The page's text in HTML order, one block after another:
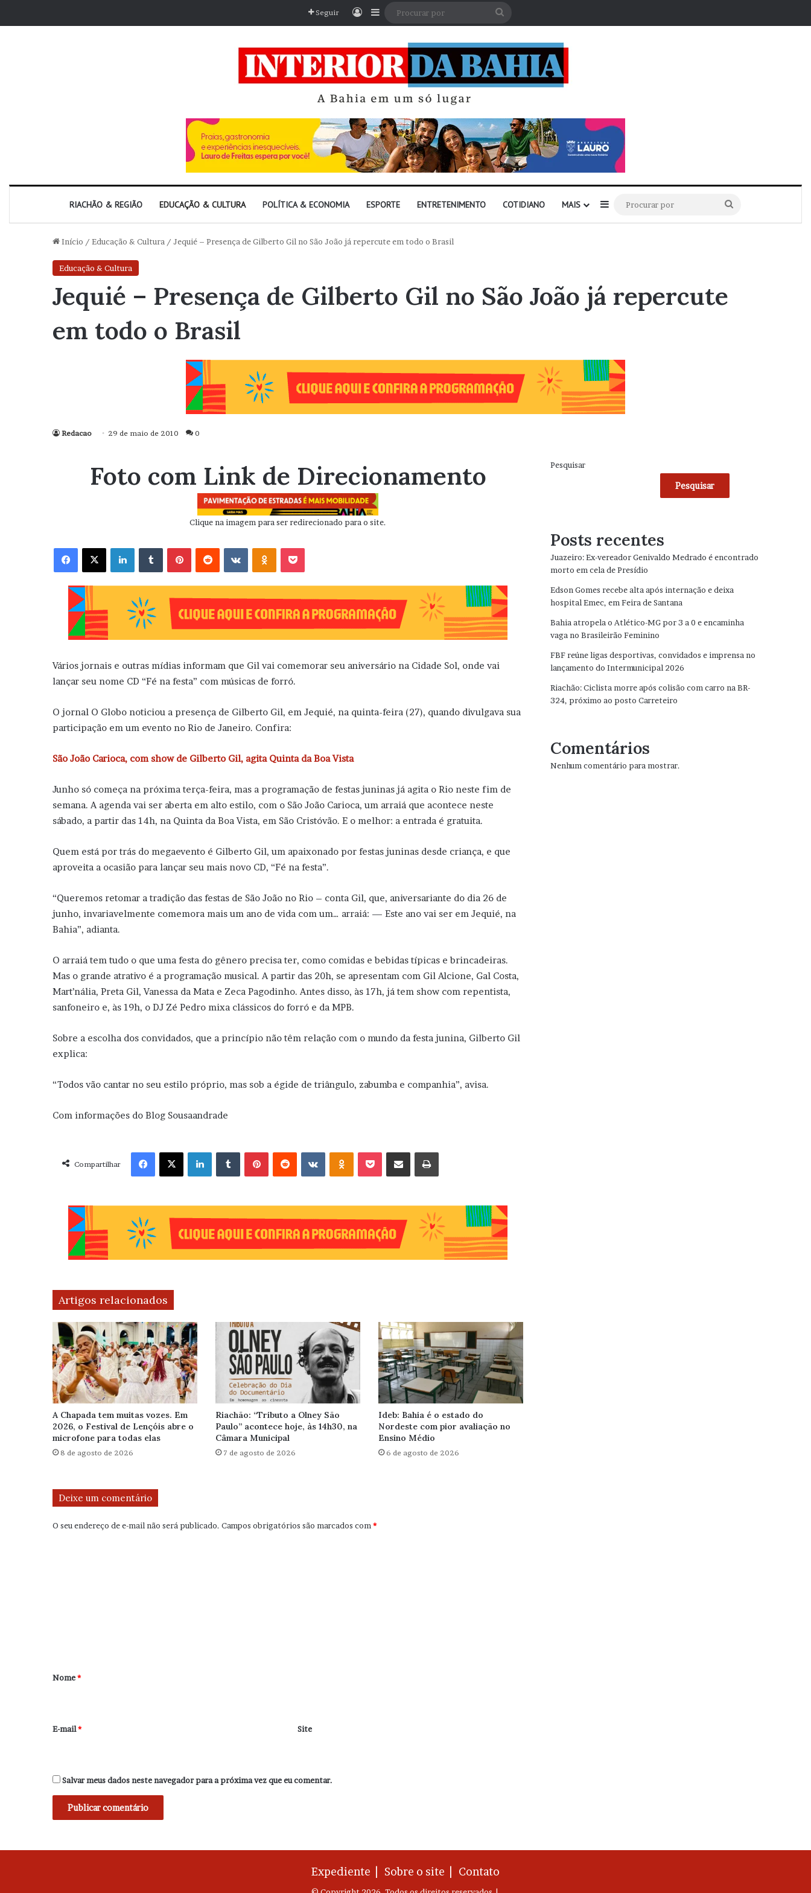
Seguir EntrarBarra Lateral
RIACHÃO & REGIÃO EDUCAÇÃO & CULTURA POLÍTICA & ECONOMIA ESPORTE ENTRETENIMENTO COTIDIANO MAIS Barra Lateral
por
Início / Educação & Cultura / Jequié – Presença de Gilberto Gil no São João já repercute em todo o Brasil
Educação & Cultura
Jequié – Presença de Gilberto Gil no São João já repercute
em todo o Brasil
Redacao 29 de maio de 2010 0
Foto com Link de Direcionamento
Clique na imagem para ser redirecionado para o site.
Facebook X Linkedin VK OK
Vários jornais e outras mídias informam que Gil vai comemorar seu aniversário na Cidade Sol, onde vai
lançar seu nome CD “Fé na festa” com músicas de forró.
O jornal O Globo noticiou a presença de Gilberto Gil, em Jequié, na quinta-feira (27), quando divulgava sua
participação em um evento no Rio de Janeiro. Confira:
São João Carioca, com show de Gilberto Gil, agita Quinta da Boa Vista
Junho só começa na próxima terça-feira, mas a programação de festas juninas já agita o Rio neste fim de
semana. A agenda vai ser aberta em alto estilo, com o São João Carioca, um arraiá que acontece neste
sábado, a partir das 14h, na Quinta da Boa Vista, em São Cristóvão. E o melhor: a entrada é gratuita.
Quem está por trás do megaevento é Gilberto Gil, um apaixonado por festas juninas desde criança, e que
aproveita a ocasião para lançar seu mais novo CD, “Fé na festa”.
“Queremos retomar a tradição das festas de São João no Rio – conta Gil, que, aniversariante do dia 26 de
junho, invariavelmente comemora mais um ano de vida com um… arraiá: — Este ano vai ser em Jequié, na
Bahia”, adianta.
O arraiá tem tudo o que uma festa do gênero precisa ter, como comidas e bebidas típicas e brincadeiras.
Mas o grande atrativo é a programação musical. A partir das 20h, se apresentam com Gil Alcione, Gal Costa,
Mart’nália, Preta Gil, Vanessa da Mata e Zeca Pagodinho. Antes disso, às 17h, já tem show com repentista,
sanfoneiro e, às 19h, o DJ Zé Pedro mixa clássicos do forró e da MPB.
Sobre a escolha dos convidados, que a princípio não têm relação com o mundo da festa junina, Gilberto Gil
explica:
“Todos vão cantar no seu estilo próprio, mas sob a égide de triângulo, zabumba e companhia”, avisa.
Com informações do Blog Sousaandrade
Compartilhar
Facebook X Linkedin VK OK
Artigos relacionados
A Chapada tem muitas vozes. Em
2026, o Festival de Lençóis abre o
microfone para todas elas
8 de agosto de 2026
Riachão: “Tributo a Olney São
Paulo” acontece hoje, às 14h30, na
Câmara Municipal
7 de agosto de 2026
Ideb: Bahia é o estado do
Nordeste com pior avaliação no
Ensino Médio
6 de agosto de 2026
Deixe um comentário
O seu endereço de e-mail não será publicado. Campos obrigatórios são marcados com*
r
*
Nome*
E-mail* Site
Salvar meus dados neste navegador para a próxima vez que eu comentar.
Pesquisar
Pesquisar
Posts recentes
Juazeiro: Ex-vereador Genivaldo Medrado é encontrado
morto em cela de Presídio
Edson Gomes recebe alta após internação e deixa
hospital Emec, em Feira de Santana
Bahia atropela o Atlético-MG por 3 a 0 e encaminha
vaga no Brasileirão Feminino
FBF reúne ligas desportivas, convidados e imprensa no
lançamento do Intermunicipal 2026
Riachão: Ciclista morre após colisão com carro na BR-
324, próximo ao posto Carreteiro
Comentários
Nenhum comentário para mostrar.
Expediente | Sobre o site | Contato